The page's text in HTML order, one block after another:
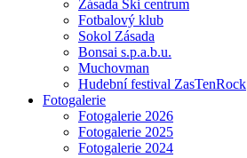
Zásada Ski centrum
Fotbalový klub
Sokol Zásada
Bonsai s.p.a.b.u.
Muchovman
Hudební festival ZasTenRock
Fotogalerie
Fotogalerie 2026
Fotogalerie 2025
Fotogalerie 2024